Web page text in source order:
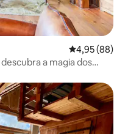
4,95 de uma
4,95 (88)
a magia dos